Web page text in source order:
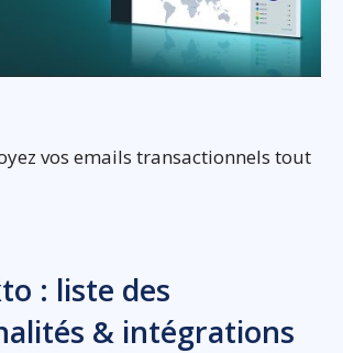
vos emails transactionnels tout
: liste des
& intégrations